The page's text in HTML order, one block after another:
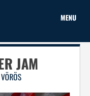
MENU
JAM